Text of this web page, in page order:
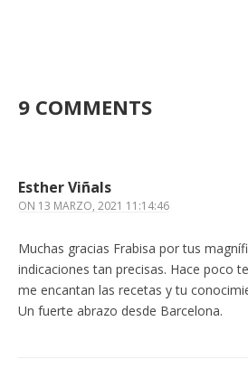
9 COMMENTS
Esther Viñals
ON 13 MARZO, 2021 11:14:46
Muchas gracias Frabisa por tus
indicaciones tan precisas. Hace poco
me encantan las recetas y tu
Un fuerte abrazo desde Barcelona.